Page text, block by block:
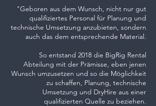
"Geboren aus dem Wunsch, nicht nur gut
qualifiziertes Personal für Planung und
technische Umsetzung anzubieten, sondern
auch das dem entsprechende Material.
So entstand 2018 die BigRig Rental
Abteilung mit der Prämisse, eben jenen
Wunsch umzusetzen und so die Möglichkeit
zu schaffen, Planung, technische
Umsetzung und DryHire aus einer
qualifizierten Quelle zu beziehen.